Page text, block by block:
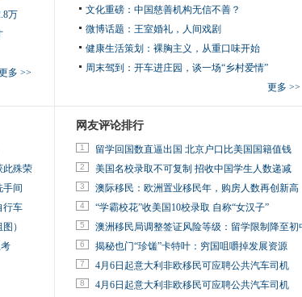
万
多 >>
文化重磅： 中国慈善机构无信不善？
微博话题： 王室婚礼，人间戏剧
健康生活策划： 裸胸主义，从重口味开始
周末驾到： 开车进庄园，谈一场“乡村爱情”
更多 >>
此殊荣
手间
行车
）
网友评论排行
1 留学回国数直逼出国 北京户口比美国国籍值钱
2 美国名校录取不可复制 招收中国学生人数递减
3 澳际移民：欧洲置业移民年，购房人数再创新高
4 “学霸校花”收美国10校录取 自称“女汉子”
5 澳洲移民局调整签证风险等级：留学限制降至初
6 揭秘也门“珍馐”卡特叶：穷国咀嚼掉发展资源
7 4月6日起意大利非欧移民可应聘公共汽车司机
8 4月6日起意大利非欧移民可应聘公共汽车司机